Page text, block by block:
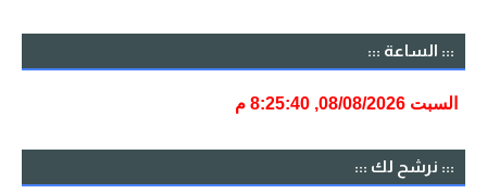
::: الساعة :::
::: نرشح لك :::